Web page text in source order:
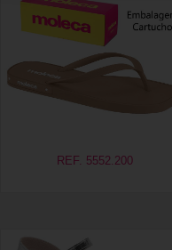
REF. 5552.200